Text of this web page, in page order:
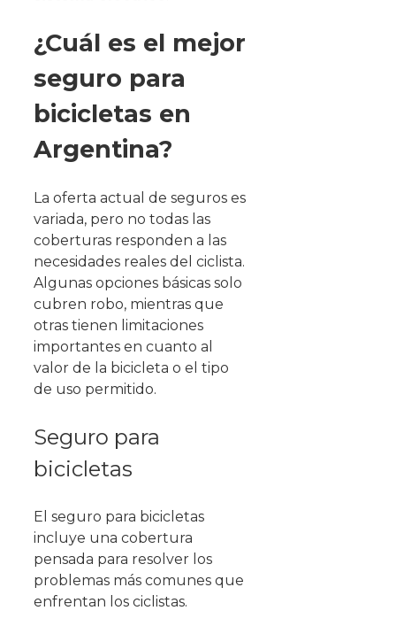
¿Cuál es el mejor
seguro para
bicicletas en
Argentina?
La oferta actual de seguros es
variada, pero no todas las
coberturas responden a las
necesidades reales del ciclista.
Algunas opciones básicas solo
cubren robo, mientras que
otras tienen limitaciones
importantes en cuanto al
valor de la bicicleta o el tipo
de uso permitido.
Seguro para
bicicletas
El seguro para bicicletas
incluye una cobertura
pensada para resolver los
problemas más comunes que
enfrentan los ciclistas.